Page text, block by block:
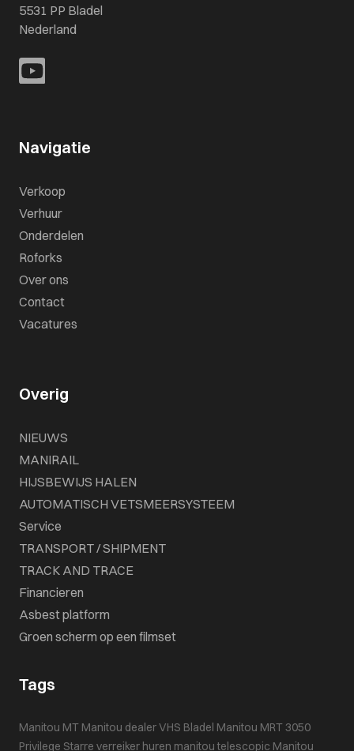
5531 PP Bladel
Nederland
Navigatie
Verkoop
Verhuur
Onderdelen
Roforks
Over ons
Contact
Vacatures
Overig
NIEUWS
MANIRAIL
HIJSBEWIJS HALEN
AUTOMATISCH VETSMEERSYSTEEM
Service
TRANSPORT / SHIPMENT
TRACK AND TRACE
Financieren
Asbest platform
Groen scherm op een filmset
Tags
Manitou MT Manitou dealer VHS Bladel Manitou MRT 3050
Privilege Starre verreiker huren manitou telescopic Manitou